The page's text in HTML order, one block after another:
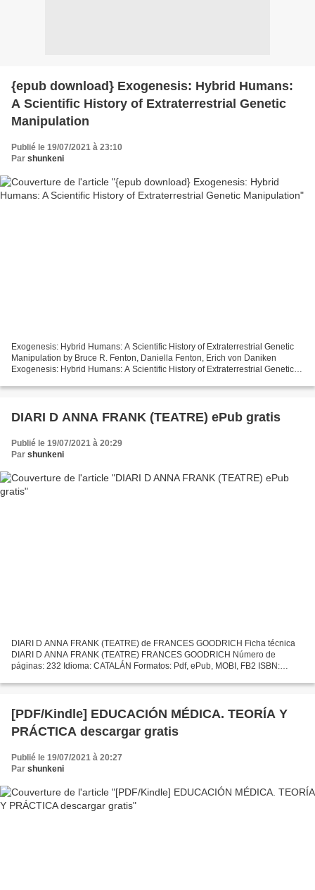
{epub download} Exogenesis: Hybrid Humans:
A Scientific History of Extraterrestrial Genetic
Manipulation
Publié le 19/07/2021 à 23:10
Par shunkeni
Exogenesis: Hybrid Humans: A Scientific History of Extraterrestrial Genetic
Manipulation by Bruce R. Fenton, Daniella Fenton, Erich von Daniken
Exogenesis: Hybrid Humans: A Scientific History of Extraterrestrial Genetic
DIARI D ANNA FRANK (TEATRE) ePub gratis
Publié le 19/07/2021 à 20:29
Par shunkeni
DIARI D ANNA FRANK (TEATRE) de FRANCES GOODRICH Ficha técnica
DIARI D ANNA FRANK (TEATRE) FRANCES GOODRICH Número de
páginas: 232 Idioma: CATALÁN Formatos: Pdf, ePub, MOBI, FB2 ISBN:
eBook...
[PDF/Kindle] EDUCACIÓN MÉDICA. TEORÍA Y
PRÁCTICA descargar gratis
Publié le 19/07/2021 à 20:27
Par shunkeni